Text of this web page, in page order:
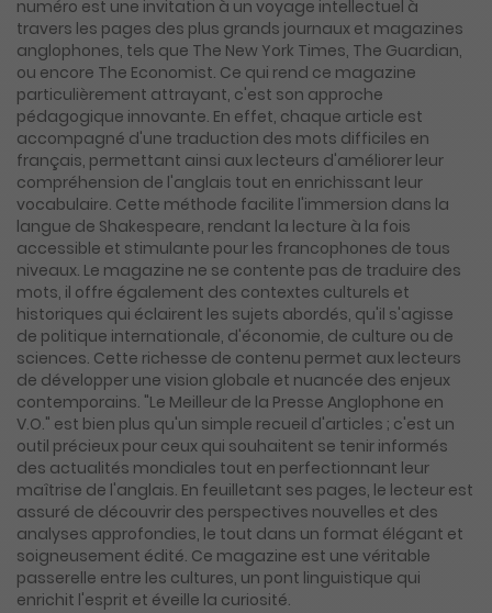
numéro est une invitation à un voyage intellectuel à
travers les pages des plus grands journaux et magazines
anglophones, tels que The New York Times, The Guardian,
ou encore The Economist. Ce qui rend ce magazine
particulièrement attrayant, c'est son approche
pédagogique innovante. En effet, chaque article est
accompagné d'une traduction des mots difficiles en
français, permettant ainsi aux lecteurs d'améliorer leur
compréhension de l'anglais tout en enrichissant leur
vocabulaire. Cette méthode facilite l'immersion dans la
langue de Shakespeare, rendant la lecture à la fois
accessible et stimulante pour les francophones de tous
niveaux. Le magazine ne se contente pas de traduire des
mots, il offre également des contextes culturels et
historiques qui éclairent les sujets abordés, qu'il s'agisse
de politique internationale, d'économie, de culture ou de
sciences. Cette richesse de contenu permet aux lecteurs
de développer une vision globale et nuancée des enjeux
contemporains. "Le Meilleur de la Presse Anglophone en
V.O." est bien plus qu'un simple recueil d'articles ; c'est un
outil précieux pour ceux qui souhaitent se tenir informés
des actualités mondiales tout en perfectionnant leur
maîtrise de l'anglais. En feuilletant ses pages, le lecteur est
assuré de découvrir des perspectives nouvelles et des
analyses approfondies, le tout dans un format élégant et
soigneusement édité. Ce magazine est une véritable
passerelle entre les cultures, un pont linguistique qui
enrichit l'esprit et éveille la curiosité.